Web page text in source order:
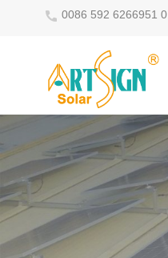
0086 592 6266951 0